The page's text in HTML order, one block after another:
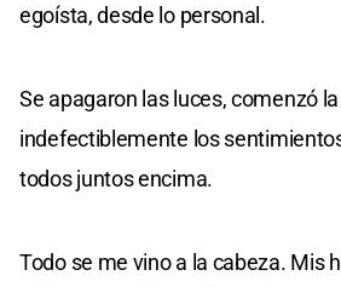
egoísta, desde lo personal.
Se apagaron las luces, comenzó
indefectiblemente los
todos juntos encima.
Todo se me vino a la cabeza. Mis